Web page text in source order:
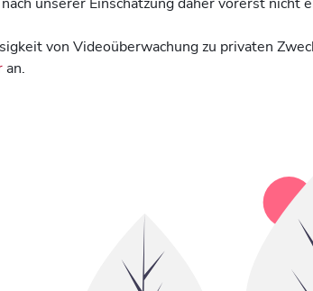
von Videoüberwachung zu privaten
an.